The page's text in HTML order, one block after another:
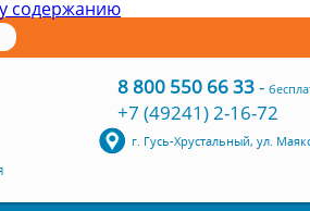
содержанию
8 800 550 66 33-
+7 (49241) 2-16-72
г. Гусь-Хрустальный, ул.